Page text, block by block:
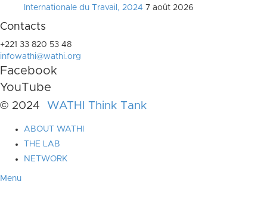
Internationale du Travail, 2024 7 août 2026
Contacts
+221 33 820 53 48
infowathi@wathi.org
Facebook
YouTube
© 2024 WATHI Think Tank
ABOUT WATHI
THE LAB
NETWORK
Menu